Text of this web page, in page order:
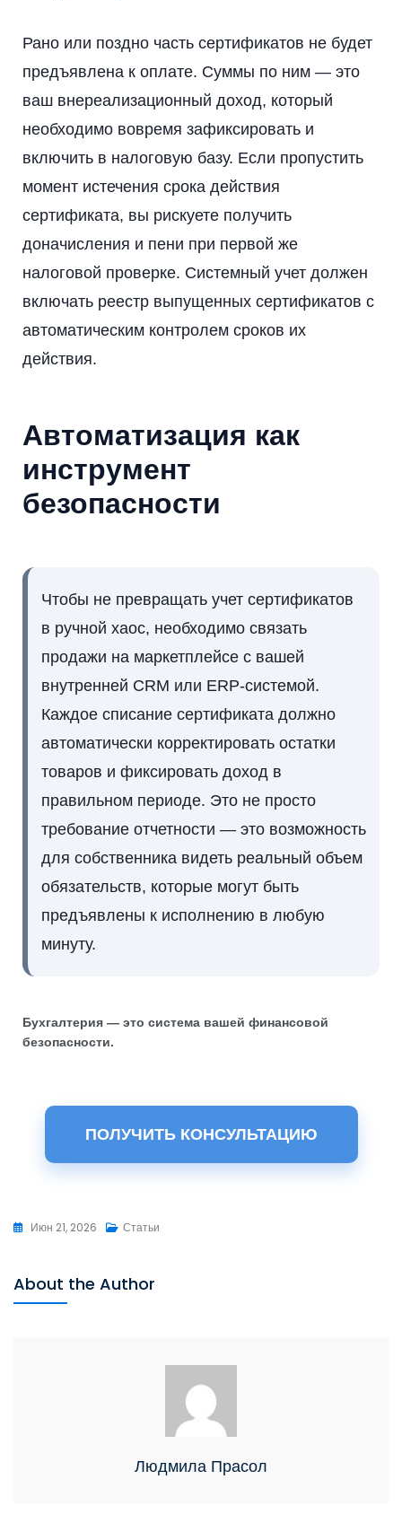
Рано или поздно часть сертификатов не будет
предъявлена к оплате. Суммы по ним — это
ваш внереализационный доход, который
необходимо вовремя зафиксировать и
включить в налоговую базу. Если пропустить
момент истечения срока действия
сертификата, вы рискуете получить
доначисления и пени при первой же
налоговой проверке. Системный учет должен
включать реестр выпущенных сертификатов с
автоматическим контролем сроков их
действия.
Автоматизация как
инструмент
безопасности
Чтобы не превращать учет сертификатов
в ручной хаос, необходимо связать
продажи на маркетплейсе с вашей
внутренней CRM или ERP-системой.
Каждое списание сертификата должно
автоматически корректировать остатки
товаров и фиксировать доход в
правильном периоде. Это не просто
требование отчетности — это возможность
для собственника видеть реальный объем
обязательств, которые могут быть
предъявлены к исполнению в любую
минуту.
Бухгалтерия — это система вашей финансовой
безопасности.
ПОЛУЧИТЬ КОНСУЛЬТАЦИЮ
Июн 21, 2026 Статьи
About the Author
Людмила Прасол